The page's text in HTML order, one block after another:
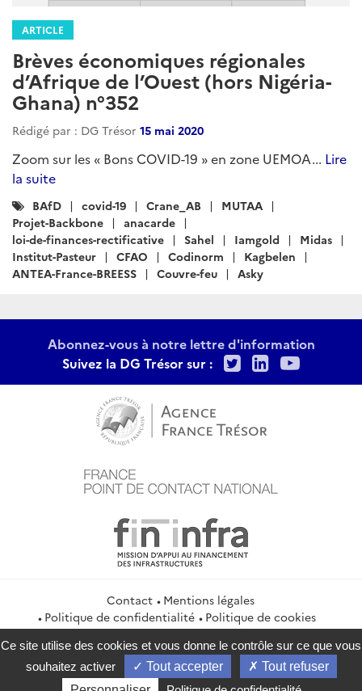
ARTICLE
Brèves économiques régionales
d’Afrique de l’Ouest (hors Nigéria-
Ghana) n°352
Rédigé par : DG Trésor 15 mai 2020
Zoom sur les « Bons COVID-19 » en zone UEMOA... Lire
la suite
Catégories
:
BAfD covid-19 Crane_AB
MUTAA
Projet-Backbone
anacarde
loi-de-finances-rectificative
Sahel Iamgold
Midas
Institut-Pasteur
CFAO Codinorm
Kagbelen
ANTEA-France-BREESS
Couvre-feu Asky
Abonnez-vous à notre lettre d'information
Suivez la DG Trésor sur :
TwitterLinkedIn
Contact
Mentions légales
Politique de confidentialité
Politique de cookies
Gestion des cookies
Flux RSS
service-public.gouv.fr
legifrance.gouv.fr
info.gouv.fr
data.gouv.fr
Ce site utilise des cookies et vous donne le contrôle sur ce que vous
souhaitez activer
Tout accepter
Tout refuser